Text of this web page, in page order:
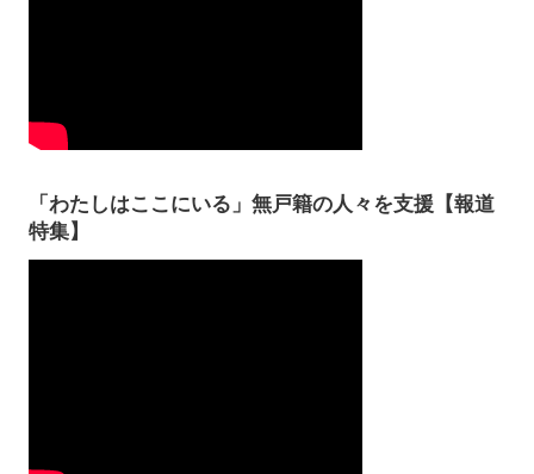
「わたしはここにいる」無戸籍の人々を支援【報道
特集】